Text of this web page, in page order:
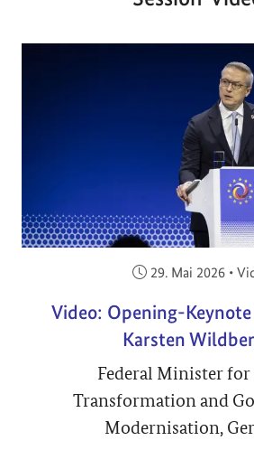
Veröffentlicht am:
29. Mai 2026 •
Video: Opening-
Karsten
Federal Minister
Transformation and
Modernisation,